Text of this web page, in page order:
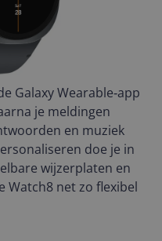
Galaxy Wearable‑app
je meldingen
en muziek
doe je in
wijzerplaten en
Watch8 net zo flexibel